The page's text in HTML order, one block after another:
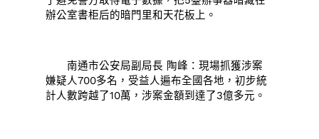
辦公室書柜后的暗門里和天花板上。
南通市公安局副局長 陶峰：現場抓獲涉案
嫌疑人700多名，受益人遍布全國各地，初步統
計人數跨越了10萬，涉案金額到達了3億多元。